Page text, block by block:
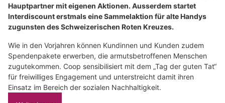
Hauptpartner mit eigenen Aktionen. Ausserdem startet
Interdiscount erstmals eine Sammelaktion für alte Handys
zugunsten des Schweizerischen Roten Kreuzes.
Wie in den Vorjahren können Kundinnen und Kunden zudem
Spendenpakete erwerben, die armutsbetroffenen Menschen
zugutekommen. Coop sensibilisiert mit dem „Tag der guten Tat“
für freiwilliges Engagement und unterstreicht damit ihren
Einsatz im Bereich der sozialen Nachhaltigkeit.